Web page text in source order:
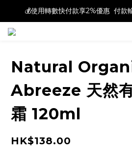
💰使用轉數快付款享2%優惠  付
💰使用轉數快付款享2%優惠  付
新註冊會員即享$20購物金｜全店
Natural
Abreeze 天然
霜 120ml
HK$138.00